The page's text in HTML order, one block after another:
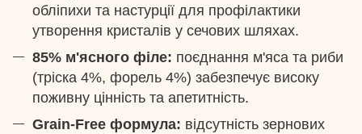
обліпихи та настурції для профілактики
утворення кристалів у сечових шляхах.
85% м'ясного філе: поєднання м'яса та риби
(тріска 4%, форель 4%) забезпечує високу
поживну цінність та апетитність.
Grain-Free формула: відсутність зернових